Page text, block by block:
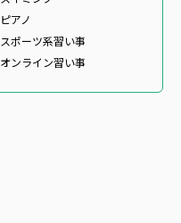
ピアノ
スポーツ系習い事
オンライン習い事